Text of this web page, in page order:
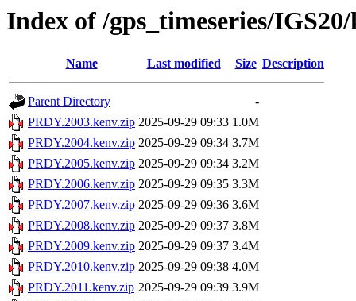
Index of /gps_timeseries/
Name Last modified Size Description
Parent Directory
-
PRDY.2003.kenv.zip 2025-09-29 09:33 1.0M
PRDY.2004.kenv.zip 2025-09-29 09:34 3.7M
PRDY.2005.kenv.zip 2025-09-29 09:34 3.2M
PRDY.2006.kenv.zip 2025-09-29 09:35 3.3M
PRDY.2007.kenv.zip 2025-09-29 09:36 3.6M
PRDY.2008.kenv.zip 2025-09-29 09:37 3.8M
PRDY.2009.kenv.zip 2025-09-29 09:37 3.4M
PRDY.2010.kenv.zip 2025-09-29 09:38 4.0M
PRDY.2011.kenv.zip 2025-09-29 09:39 3.9M